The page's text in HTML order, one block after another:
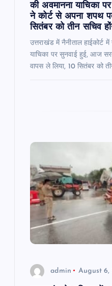
की अवमानना याचिका
ने कोर्ट से अपना शपथ
सितंबर को तीन सचिव
उत्तराखंड में नैनीताल हाईकोर्ट
याचिका पर सुनवाई हुई, आज
वापस ले लिया, 10 सितंबर को
admin August 6,